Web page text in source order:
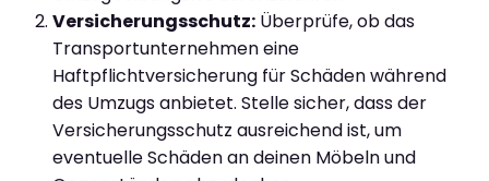
Versicherungsschutz: Überprüfe, ob das
Transportunternehmen eine
Haftpflichtversicherung für Schäden während
des Umzugs anbietet. Stelle sicher, dass der
Versicherungsschutz ausreichend ist, um
eventuelle Schäden an deinen Möbeln und